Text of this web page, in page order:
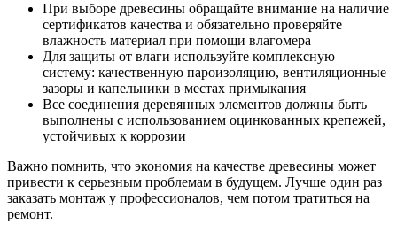
При выборе древесины обращайте внимание на наличие
сертификатов качества и обязательно проверяйте
влажность материал при помощи влагомера
Для защиты от влаги используйте комплексную
систему: качественную пароизоляцию, вентиляционные
зазоры и капельники в местах примыкания
Все соединения деревянных элементов должны быть
выполнены с использованием оцинкованных крепежей,
устойчивых к коррозии
Важно помнить, что экономия на качестве древесины может
привести к серьезным проблемам в будущем. Лучше один раз
заказать монтаж у профессионалов, чем потом тратиться на
ремонт.